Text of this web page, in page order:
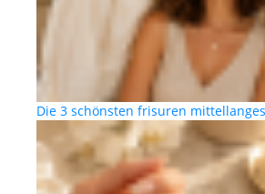
Die 3 schönsten frisuren